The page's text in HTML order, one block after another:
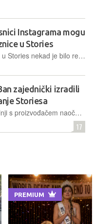
Instagrama mogu
u Stories
Stavljanje poveznica u Stories nekad je bilo rezervirano samo za verificirane račune ili one koje imaju više od 10.000 pratitelja, a sada je ta opcija dostupna svima
zajednički izradili
Storiesa
Facebook je u suradnji s proizvođačem naočala Ray-Banom predstavio pametne naočale kojima se mogu snimati video ili fotografije, s primarnom svrhom objavljivanja na društvenim mrežama
17
PREMIUM